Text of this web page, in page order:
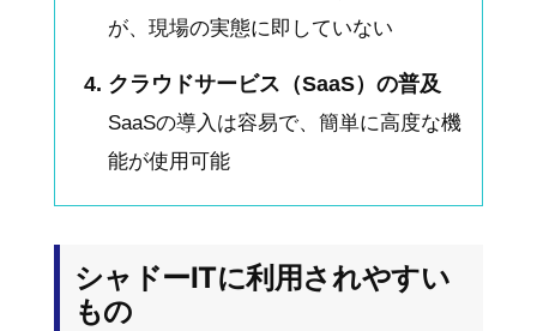
が、現場の実態に即していない
クラウドサービス（SaaS）の普及
SaaSの導入は容易で、簡単に高度な機
能が使用可能
シャドーITに利用されやすい
もの